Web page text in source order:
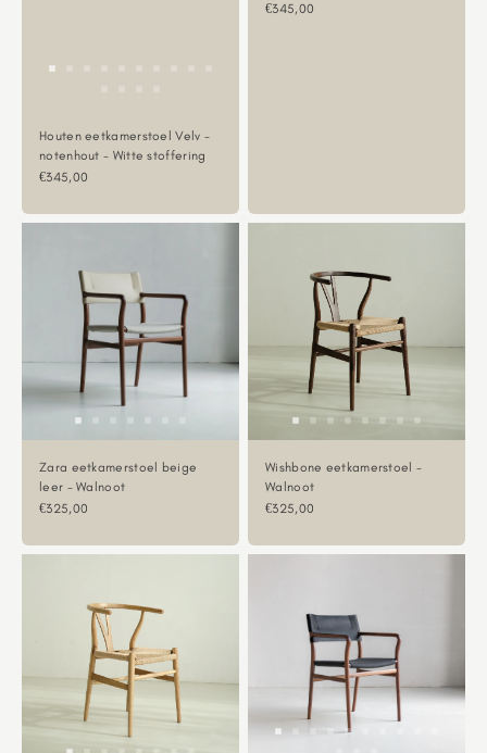
Houten eetkamerstoel Velv -
notenhout - Witte stoffering
Aanbiedingsprijs
€345,00
Aanbiedingsprijs
€345,00
Zara eetkamerstoel beige
leer - Walnoot
Aanbiedingsprijs
€325,00
Wishbone eetkamerstoel -
Walnoot
Aanbiedingsprijs
€325,00